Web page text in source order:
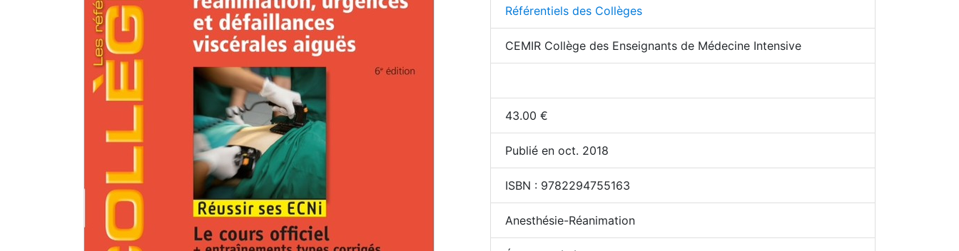
Référentiels des Collèges
CEMIR Collège des Enseignants de Médecine Intensive
43.00 €
Publié en oct. 2018
ISBN : 9782294755163
Anesthésie-Réanimation